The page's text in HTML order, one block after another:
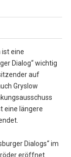
ist eine
Dialog“ wichtig
auf
Gryslow
eine längere
Dialogs“ im
eröffnet